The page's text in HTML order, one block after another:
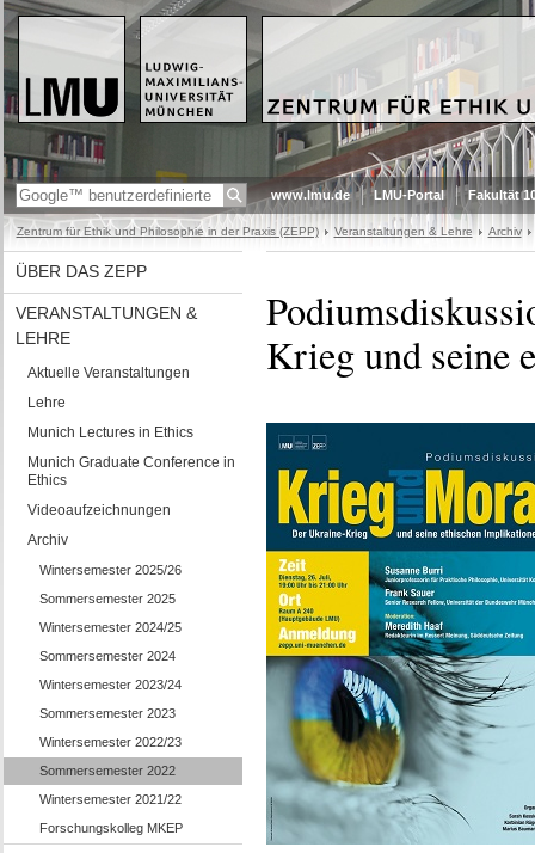
www.lmu.de LMU-Portal Fakultät
Zentrum für Ethik und Philosophie in der Praxis (ZEPP) Veranstaltungen & Lehre Archiv
ÜBER DAS ZEPP
VERANSTALTUNGEN &
LEHRE
Aktuelle Veranstaltungen
Lehre
Munich Lectures in Ethics
Munich Graduate Conference in
Ethics
Videoaufzeichnungen
Archiv
Wintersemester 2025/26
Sommersemester 2025
Wintersemester 2024/25
Sommersemester 2024
Wintersemester 2023/24
Sommersemester 2023
Wintersemester 2022/23
Sommersemester 2022
Wintersemester 2021/22
Forschungskolleg MKEP
Krieg und seine